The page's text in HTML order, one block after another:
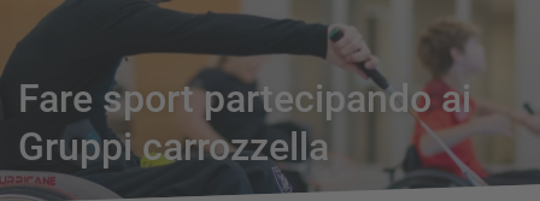
Fare sport partecipando ai
Gruppi carrozzella